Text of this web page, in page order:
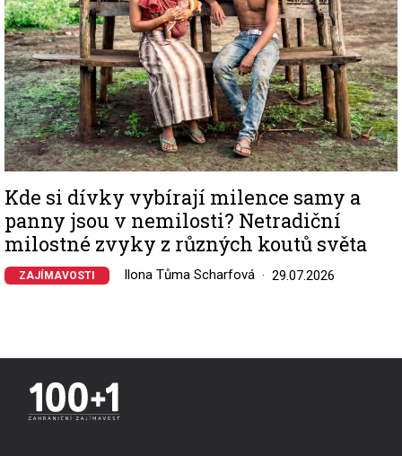
Kde si dívky vybírají milence samy a
panny jsou v nemilosti? Netradiční
milostné zvyky z různých koutů světa
ZAJÍMAVOSTI Ilona Tůma Scharfová 29.07.2026